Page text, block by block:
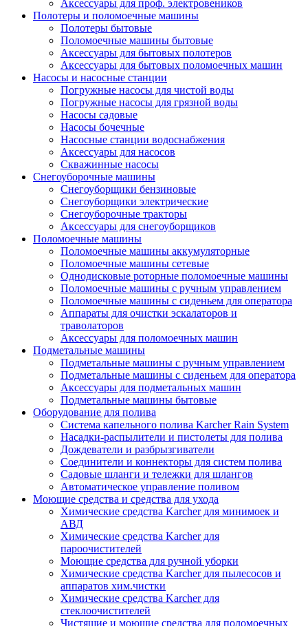
Аксессуары для проф. электровеников
Полотеры и поломоечные машины
Полотеры бытовые
Поломоечные машины бытовые
Аксессуары для бытовых полотеров
Аксессуары для бытовых поломоечных машин
Насосы и насосные станции
Погружные насосы для чистой воды
Погружные насосы для грязной воды
Насосы садовые
Насосы бочечные
Насосные станции водоснабжения
Аксессуары для насосов
Скважинные насосы
Снегоуборочные машины
Снегоуборщики бензиновые
Снегоуборщики электрические
Снегоуборочные тракторы
Аксессуары для снегоуборщиков
Поломоечные машины
Поломоечные машины аккумуляторные
Поломоечные машины сетевые
Однодисковые роторные поломоечные машины
Поломоечные машины с ручным управлением
Поломоечные машины с сиденьем для оператора
Аппараты для очистки эскалаторов и
траволаторов
Аксессуары для поломоечных машин
Подметальные машины
Подметальные машины с ручным управлением
Подметальные машины с сиденьем для оператора
Аксессуары для подметальных машин
Подметальные машины бытовые
Оборудование для полива
Система капельного полива Karcher Rain System
Насадки-распылители и пистолеты для полива
Дождеватели и разбрызгиватели
Соединители и коннекторы для систем полива
Садовые шланги и тележки для шлангов
Автоматическое управление поливом
Моющие средства и средства для ухода
Химические средства Karcher для минимоек и
АВД
Химические средства Karcher для
пароочистителей
Моющие средства для ручной уборки
Химические средства Karcher для пылесосов и
аппаратов хим.чистки
Химические средства Karcher для
стеклоочистителей
Чистящие и моющие средства для поломоечных